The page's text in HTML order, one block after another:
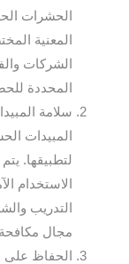
الحشرات
المعنية
الشركات
المحددة
سلامة
المبيدات
لتطبيقها.
الاستخدام
التدريب
مجال
الحفاظ على